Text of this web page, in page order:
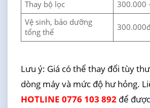
Thay bộ lọc
300.000
Vệ sinh, bảo dưỡng
tổng thể
Lưu ý: Giá có thể thay đổi tùy
dòng máy và mức độ hư hỏng.
HOTLINE 0776 103 892để